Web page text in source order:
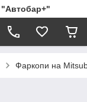
"Автобар+"
Фаркопи на